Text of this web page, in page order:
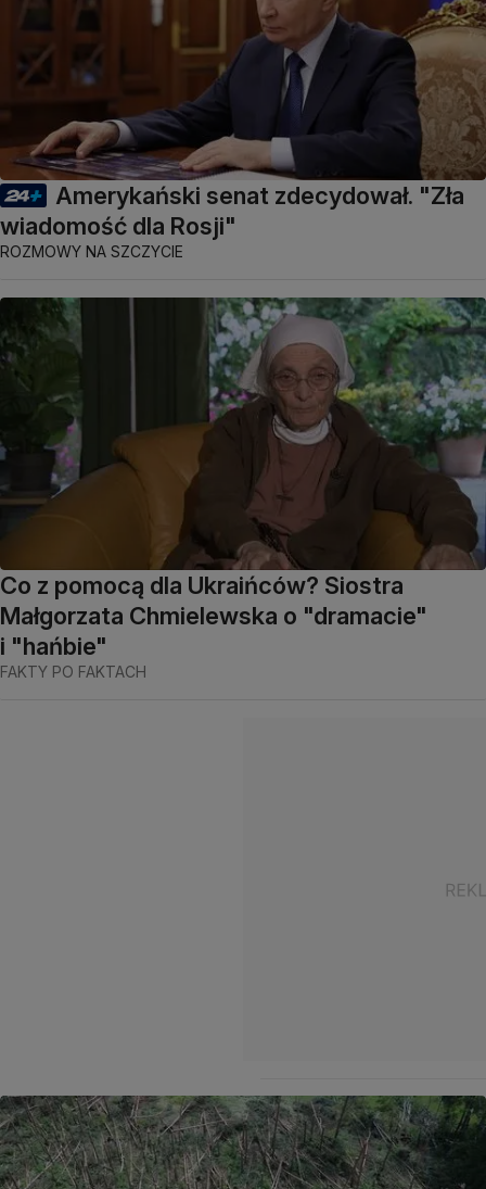
Amerykański senat zdecydował. "Zła
wiadomość dla Rosji"
ROZMOWY NA SZCZYCIE
Co z pomocą dla Ukraińców? Siostra
Małgorzata Chmielewska o "dramacie"
i "hańbie"
FAKTY PO FAKTACH